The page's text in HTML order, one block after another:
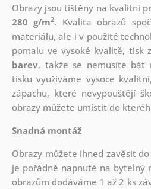
Obrazy jsou tištěny na kvalitní
280 g/m2. Kvalita obrazů
materiálu, ale i v použité
pomalu ve vysoké kvalitě, tisk
barev, takže se nemusíte bát
tisku využíváme vysoce
zápachu, které nevypouštějí
obrazy můžete umístit do
Snadná montáž
Obrazy můžete ihned zavěsit
je pořádně napnuté na bytelný
obrazům dodáváme 1 až 2 ks